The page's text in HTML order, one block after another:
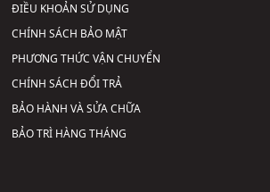
ĐIỀU KHOẢN SỬ DỤNG
CHÍNH SÁCH BẢO MẬT
PHƯƠNG THỨC VẬN CHUYỂN
CHÍNH SÁCH ĐỔI TRẢ
BẢO HÀNH VÀ SỬA CHỮA
BẢO TRÌ HÀNG THÁNG